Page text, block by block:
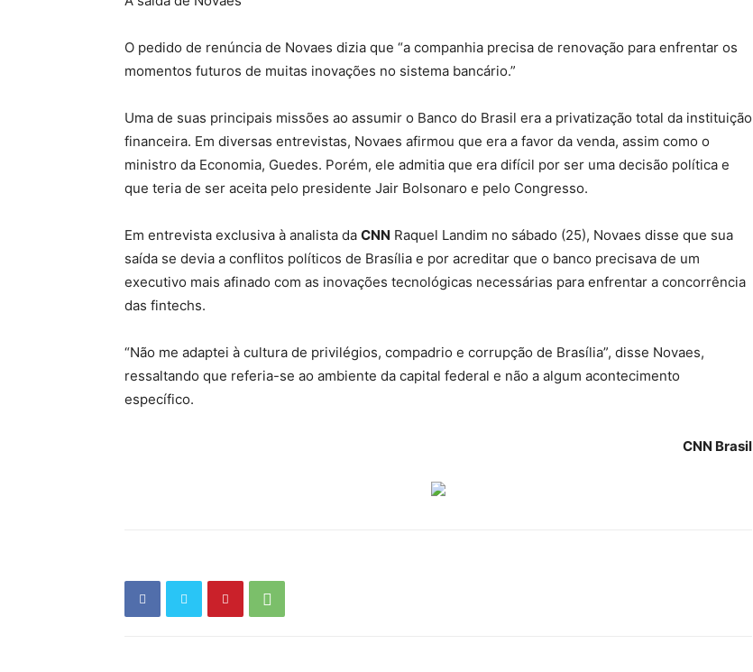
O pedido de renúncia de Novaes dizia que “a companhia precisa de renovação para enfrentar os
momentos futuros de muitas inovações no sistema bancário.”
Uma de suas principais missões ao assumir o Banco do Brasil era a privatização total da instituição
financeira. Em diversas entrevistas, Novaes afirmou que era a favor da venda, assim como o
ministro da Economia, Guedes. Porém, ele admitia que era difícil por ser uma decisão política e
que teria de ser aceita pelo presidente Jair Bolsonaro e pelo Congresso.
Em entrevista exclusiva à analista da CNN Raquel Landim no sábado (25), Novaes disse que sua
saída se devia a conflitos políticos de Brasília e por acreditar que o banco precisava de um
executivo mais afinado com as inovações tecnológicas necessárias para enfrentar a concorrência
das fintechs.
“Não me adaptei à cultura de privilégios, compadrio e corrupção de Brasília”, disse Novaes,
ressaltando que referia-se ao ambiente da capital federal e não a algum acontecimento
específico.
CNN Brasil